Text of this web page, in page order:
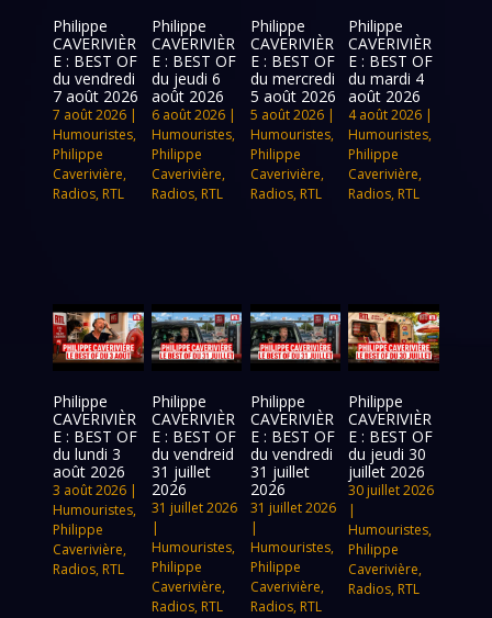
Philippe
CAVERIVIÈR
E : BEST OF
du vendredi
7 août 2026
7 août 2026 |
Humouristes,
Philippe
Caverivière,
Radios, RTL
Philippe
CAVERIVIÈR
E : BEST OF
du jeudi 6
août 2026
6 août 2026|
Humouristes,
Philippe
Caverivière,
Radios, RTL
Philippe
CAVERIVIÈR
E : BEST OF
du mercredi
5 août 2026
5 août 2026|
Humouristes,
Philippe
Caverivière,
Radios, RTL
Philippe
CAVERIVIÈR
E : BEST OF
du mardi 4
août 2026
4 août 2026 |
Humouristes,
Philippe
Caverivière,
Radios, RTL
Philippe
CAVERIVIÈR
E : BEST OF
du lundi 3
août 2026
3 août 2026 |
Humouristes,
Philippe
Caverivière,
Radios, RTL
Philippe
CAVERIVIÈR
E : BEST OF
du vendreid
31 juillet
2026
31 juillet 2026
|
Humouristes,
Philippe
Caverivière,
Radios, RTL
Philippe
CAVERIVIÈR
E : BEST OF
du vendredi
31 juillet
2026
31 juillet 2026
|
Humouristes,
Philippe
Caverivière,
Radios, RTL
Philippe
CAVERIVIÈR
E : BEST OF
du jeudi 30
juillet 2026
30 juillet 2026
|
Humouristes,
Philippe
Caverivière,
Radios, RTL